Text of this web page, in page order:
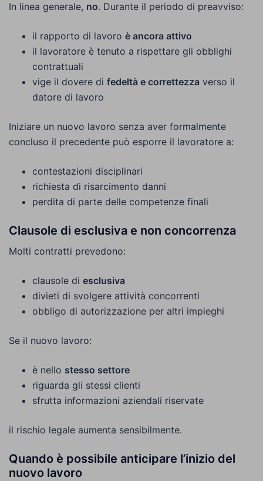
In linea generale, no. Durante il periodo di preavviso:
il rapporto di lavoro è ancora attivo
il lavoratore è tenuto a rispettare gli obblighi
contrattuali
vige il dovere di fedeltà e correttezza verso il
datore di lavoro
Iniziare un nuovo lavoro senza aver formalmente
concluso il precedente può esporre il lavoratore a:
contestazioni disciplinari
richiesta di risarcimento danni
perdita di parte delle competenze finali
Clausole di esclusiva e non concorrenza
Molti contratti prevedono:
clausole di esclusiva
divieti di svolgere attività concorrenti
obbligo di autorizzazione per altri impieghi
Se il nuovo lavoro:
è nello stesso settore
riguarda gli stessi clienti
sfrutta informazioni aziendali riservate
il rischio legale aumenta sensibilmente.
Quando è possibile anticipare l’inizio del
nuovo lavoro